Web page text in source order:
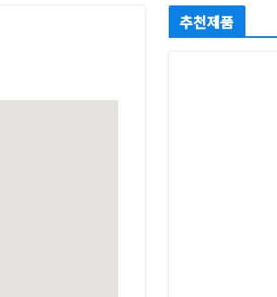
추천제품